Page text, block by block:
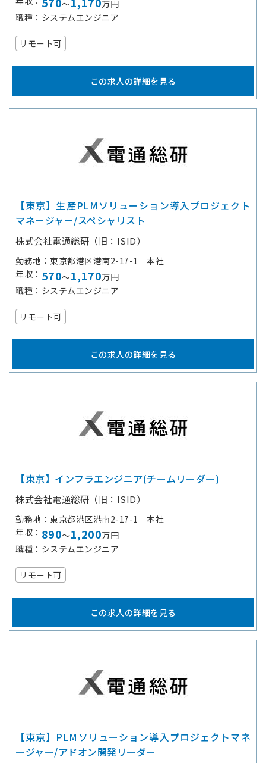
～
万円
職種
システムエンジニア
リモート可
この求人の詳細を見る
【東京】生産PLMソリューション導入プロジェクト
マネージャー/スペシャリスト
株式会社電通総研（旧：ISID）
勤務地
東京都港区港南2-17-1 本社
年収
570～1,170万円
職種
システムエンジニア
リモート可
この求人の詳細を見る
【東京】インフラエンジニア(チームリーダー)
株式会社電通総研（旧：ISID）
勤務地
東京都港区港南2-17-1 本社
年収
890～1,200万円
職種
システムエンジニア
リモート可
この求人の詳細を見る
【東京】PLMソリューション導入プロジェクトマネ
ージャー/アドオン開発リーダー